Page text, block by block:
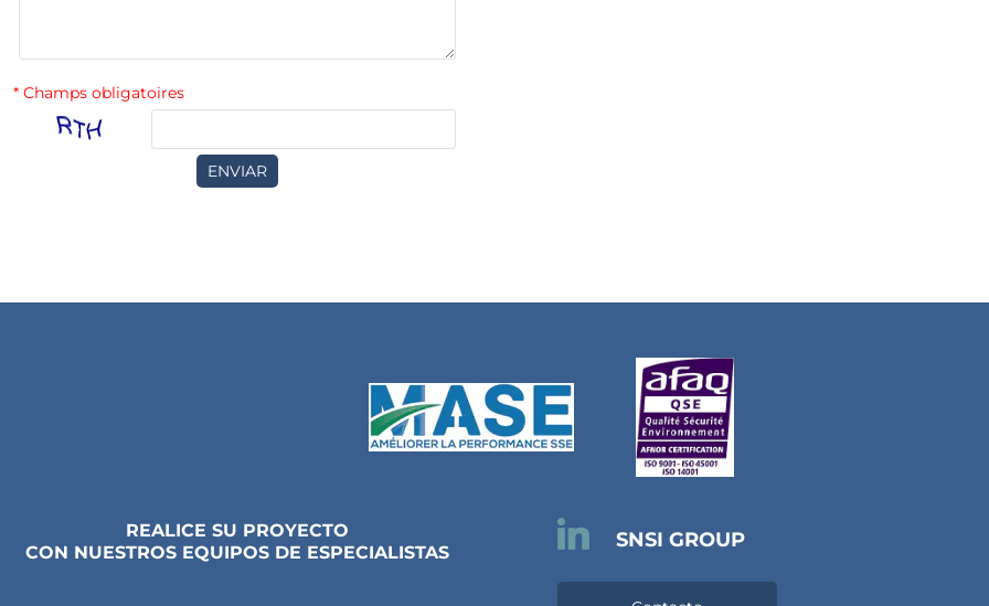

REALICE SU PROYECTO
CON NUESTROS EQUIPOS DE ESPECIALISTAS
SNSI GROUP
* Champs obligatoires
ENVIAR